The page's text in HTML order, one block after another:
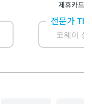
제휴카드
전문가 TIP
코웨이 싱